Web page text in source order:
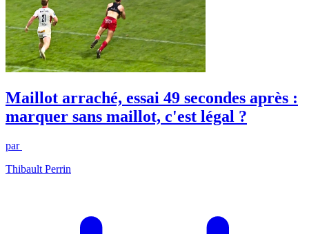
Maillot arraché, essai 49 secondes après :
marquer sans maillot, c'est légal ?
par
Thibault Perrin